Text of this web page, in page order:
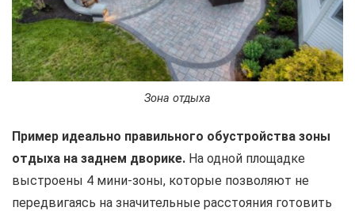
Зона отдыха
Пример идеально правильного обустройства зоны
отдыха на заднем дворике. На одной площадке
выстроены 4 мини-зоны, которые позволяют не
передвигаясь на значительные расстояния готовить